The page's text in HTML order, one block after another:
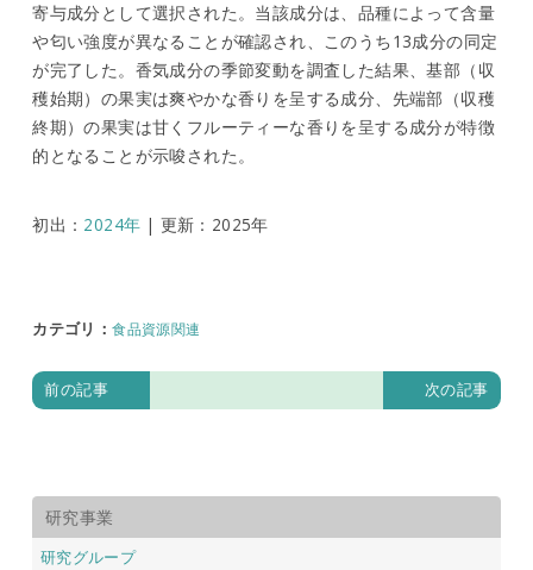
寄与成分として選択された。当該成分は、品種によって含量
や匂い強度が異なることが確認され、このうち13成分の同定
が完了した。香気成分の季節変動を調査した結果、基部（収
穫始期）の果実は爽やかな香りを呈する成分、先端部（収穫
終期）の果実は甘くフルーティーな香りを呈する成分が特徴
的となることが示唆された。
初出： 2024年 | 更新：2025年
カテゴリ ：食品資源関連
前の記事 次の記事
研究事業
研究グループ